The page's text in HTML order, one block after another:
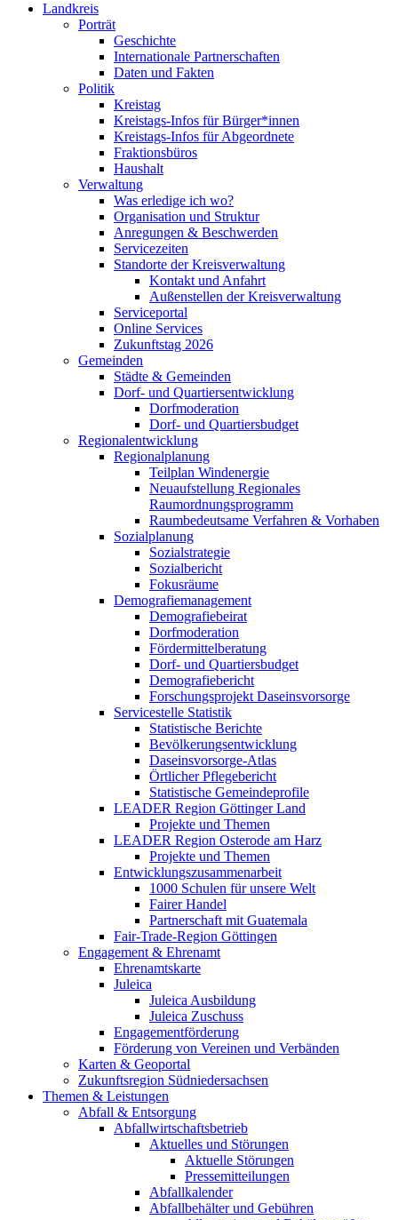
Landkreis
Porträt
Geschichte
Internationale Partnerschaften
Daten und Fakten
Politik
Kreistag
Kreistags-Infos für Bürger*innen
Kreistags-Infos für Abgeordnete
Fraktionsbüros
Haushalt
Verwaltung
Was erledige ich wo?
Organisation und Struktur
Anregungen & Beschwerden
Servicezeiten
Standorte der Kreisverwaltung
Kontakt und Anfahrt
Außenstellen der Kreisverwaltung
Serviceportal
Online Services
Zukunftstag 2026
Gemeinden
Städte & Gemeinden
Dorf- und Quartiersentwicklung
Dorfmoderation
Dorf- und Quartiersbudget
Regionalentwicklung
Regionalplanung
Teilplan Windenergie
Neuaufstellung Regionales
Raumordnungsprogramm
Raumbedeutsame Verfahren & Vorhaben
Sozialplanung
Sozialstrategie
Sozialbericht
Fokusräume
Demografiemanagement
Demografiebeirat
Dorfmoderation
Fördermittelberatung
Dorf- und Quartiersbudget
Demografiebericht
Forschungsprojekt Daseinsvorsorge
Servicestelle Statistik
Statistische Berichte
Bevölkerungsentwicklung
Daseinsvorsorge-Atlas
Örtlicher Pflegebericht
Statistische Gemeindeprofile
LEADER Region Göttinger Land
Projekte und Themen
LEADER Region Osterode am Harz
Projekte und Themen
Entwicklungszusammenarbeit
1000 Schulen für unsere Welt
Fairer Handel
Partnerschaft mit Guatemala
Fair-Trade-Region Göttingen
Engagement & Ehrenamt
Ehrenamtskarte
Juleica
Juleica Ausbildung
Juleica Zuschuss
Engagementförderung
Förderung von Vereinen und Verbänden
Karten & Geoportal
Zukunftsregion Südniedersachsen
Themen & Leistungen
Abfall & Entsorgung
Abfallwirtschaftsbetrieb
Aktuelles und Störungen
Aktuelle Störungen
Pressemitteilungen
Abfallkalender
Abfallbehälter und Gebühren